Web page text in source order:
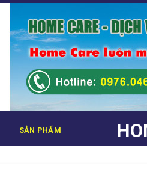
SẢN PHẨM